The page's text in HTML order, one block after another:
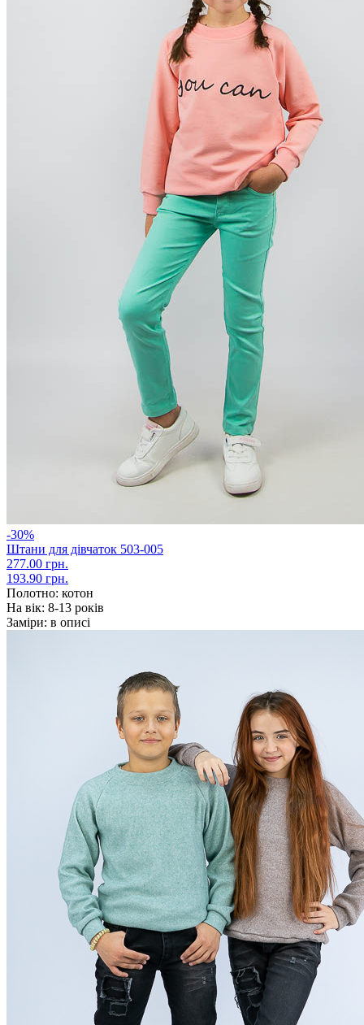
-30%
Штани для дівчаток 503-005
277.00 грн.
193.90 грн.
Полотно: котон
На вік: 8-13 років
Заміри: в описі